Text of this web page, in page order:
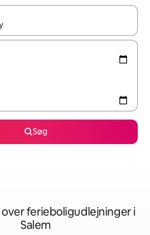
tilgængelige, skal du navigere med
Søg
ferieboligudlejninger i
Salem